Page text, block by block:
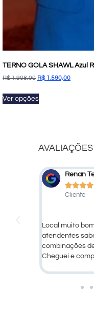
TERNO GOLA SHAWL Azul
R$1.908,00 R$1.590,00
Ver opções
Marcelo

Cliente
Ótimo
produtos!